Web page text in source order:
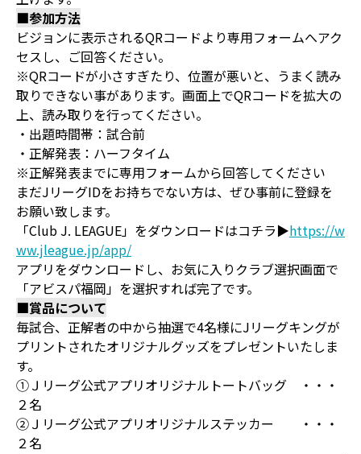
■参加方法
ビジョンに表示されるQRコードより専用フォームへアク
セスし、ご回答ください。
※QRコードが小さすぎたり、位置が悪いと、うまく読み
取りできない事があります。画面上でQRコードを拡大の
上、読み取りを行ってください。
・出題時間帯：試合前
・正解発表：ハーフタイム
※正解発表までに専用フォームから回答してください
まだJリーグIDをお持ちでない方は、ぜひ事前に登録を
お願い致します。
「Club J. LEAGUE」をダウンロードはコチラ▶https://w
ww.jleague.jp/app/
アプリをダウンロードし、お気に入りクラブ選択画面で
「アビスパ福岡」を選択すれば完了です。
■賞品について
毎試合、正解者の中から抽選で4名様にJリーグキングが
プリントされたオリジナルグッズをプレゼントいたしま
す。
①Ｊリーグ公式アプリオリジナルトートバッグ ・・・
２名
②Ｊリーグ公式アプリオリジナルステッカー ・・・
２名